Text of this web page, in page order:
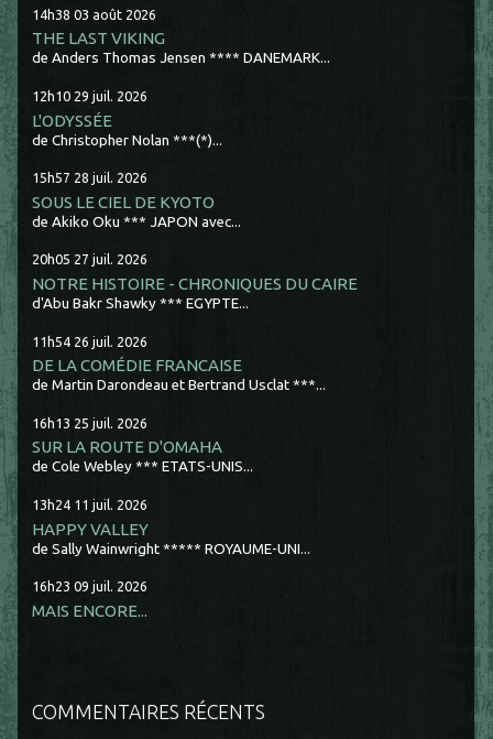
14h38 03 août 2026
THE LAST VIKING
de Anders Thomas Jensen **** DANEMARK...
12h10 29 juil. 2026
L'ODYSSÉE
de Christopher Nolan ***(*)...
15h57 28 juil. 2026
SOUS LE CIEL DE KYOTO
de Akiko Oku *** JAPON avec...
20h05 27 juil. 2026
NOTRE HISTOIRE - CHRONIQUES DU CAIRE
d'Abu Bakr Shawky *** EGYPTE...
11h54 26 juil. 2026
DE LA COMÉDIE FRANCAISE
de Martin Darondeau et Bertrand Usclat ***...
16h13 25 juil. 2026
SUR LA ROUTE D'OMAHA
de Cole Webley *** ETATS-UNIS...
13h24 11 juil. 2026
HAPPY VALLEY
de Sally Wainwright ***** ROYAUME-UNI...
16h23 09 juil. 2026
MAIS ENCORE...
COMMENTAIRES RÉCENTS